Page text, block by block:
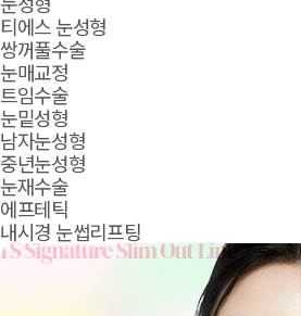
티에스 눈성형
쌍꺼풀수술
눈매교정
트임수술
눈밑성형
남자눈성형
중년눈성형
눈재수술
에프테틱
내시경 눈썹리프팅